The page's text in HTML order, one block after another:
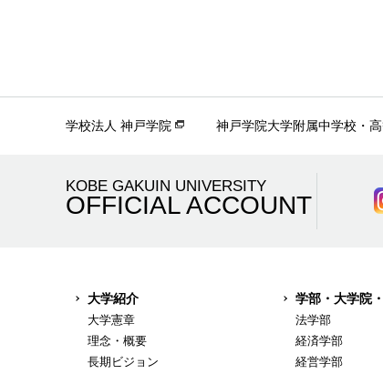
学校法人 神戸学院 神戸学院大学附属中学校・
KOBE GAKUIN UNIVERSITY
OFFICIAL ACCOUNT
大学紹介
大学憲章
理念・概要
長期ビジョン
学部・大学院
法学部
経済学部
経営学部